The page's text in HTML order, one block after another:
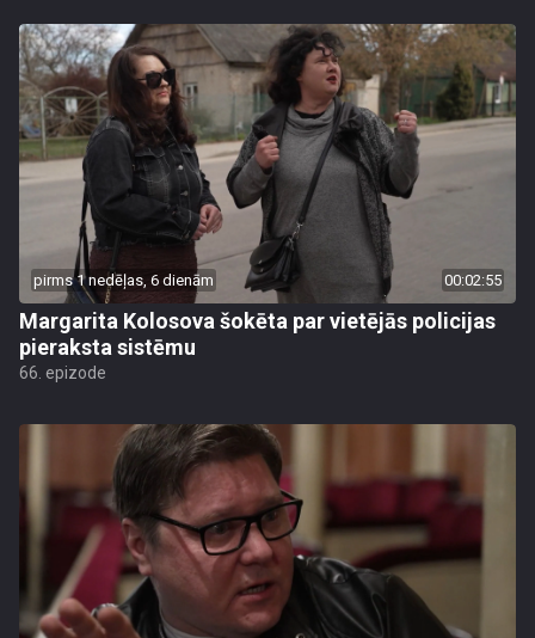
pirms 1 nedēļas, 6 dienām 00:02:55
Margarita Kolosova šokēta par vietējās policijas
pieraksta sistēmu
66. epizode